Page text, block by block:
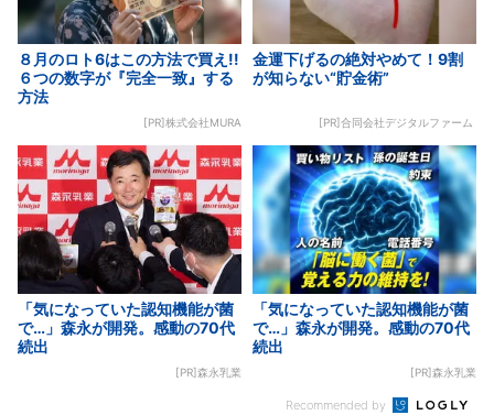
８月のロト6はこの方法で買え!!
６つの数字が『完全一致』する
方法
[PR]株式会社MURA
金運下げるの絶対やめて！9割
が知らない“貯金術”
[PR]合同会社デジタルファーム
「気になっていた認知機能が菌
で…」森永が開発。感動の70代
続出
[PR]森永乳業
「気になっていた認知機能が菌
で…」森永が開発。感動の70代
続出
[PR]森永乳業
Recommended by